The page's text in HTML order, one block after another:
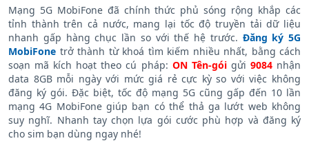
Mạng 5G MobiFone đã chính thức phủ sóng rộng khắp các
tỉnh thành trên cả nước, mang lại tốc độ truyền tải dữ liệu
nhanh gấp hàng chục lần so với thế hệ trước. Đăng ký 5G
MobiFone trở thành từ khoá tìm kiếm nhiều nhất, bằng cách
soạn mã kích hoạt theo cú pháp: ON Tên-gói gửi 9084 nhận
data 8GB mỗi ngày với mức giá rẻ cực kỳ so với việc không
đăng ký gói. Đặc biệt, tốc độ mạng 5G cũng gấp đến 10 lần
mạng 4G MobiFone giúp bạn có thể thả ga lướt web không
suy nghĩ. Nhanh tay chọn lựa gói cước phù hợp và đăng ký
cho sim bạn dùng ngay nhé!